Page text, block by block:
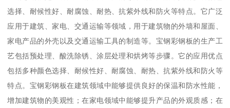
选择、耐候性好、耐腐蚀、耐热、抗紫外线和防火等特点。它广泛
应用于建筑、家电、交通运输等领域，用于建筑物的外墙和屋面、
家电产品的外壳以及交通运输工具的制造等。宝钢彩钢板的生产工
艺包括预处理、酸洗除锈、涂层处理和烘烤等步骤。它的应用优点
包括多种颜色选择、耐候性好、耐腐蚀、耐热、抗紫外线和防火等
特点。宝钢彩钢板在建筑领域中能够提供良好的保温和防水性能，
增加建筑物的美观性；在家电领域中能够提升产品的外观质感；在